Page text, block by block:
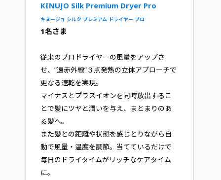
KINUJO Silk Premium Dryer Pro
キヌージョ シルク プレミアム ドライヤー プロ
1名さま
従来のプロドライヤーの風量をアップさ
せ、”遠赤外線”３点発熱の立体アプローチで
更なる速乾を実現。
マイナスとプラスイオンを同時放出するこ
とで髪にツヤと潤いを与え、まとまりのあ
る髪へ。
また髪との距離や状態を感じとりながら自
動で風量・温度を調節。当てているだけで
毎日のドライタイムがリッチなケアタイム
に。